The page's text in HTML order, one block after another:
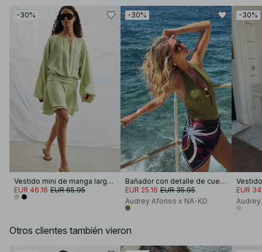
-30%
Vestido mini de manga larga con abertura gota de agua
EUR 46.16 EUR 65.95
-30%
Bañador con detalle de cuello halter
EUR 25.16 EUR 35.95
Audrey Afonso x NA-KD
-30%
EUR
Otros clientes también vieron